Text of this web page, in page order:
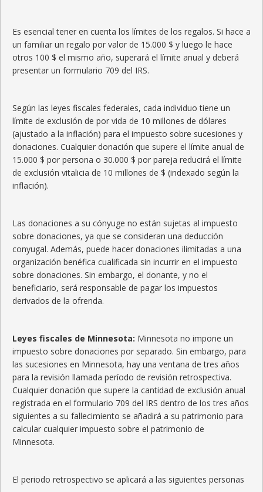
Es esencial tener en cuenta los límites de los regalos. Si hace a
un familiar un regalo por valor de 15.000 $ y luego le hace
otros 100 $ el mismo año, superará el límite anual y deberá
presentar un formulario 709 del IRS.
Según las leyes fiscales federales, cada individuo tiene un
límite de exclusión de por vida de 10 millones de dólares
(ajustado a la inflación) para el impuesto sobre sucesiones y
donaciones. Cualquier donación que supere el límite anual de
15.000 $ por persona o 30.000 $ por pareja reducirá el límite
de exclusión vitalicia de 10 millones de $ (indexado según la
inflación).
Las donaciones a su cónyuge no están sujetas al impuesto
sobre donaciones, ya que se consideran una deducción
conyugal. Además, puede hacer donaciones ilimitadas a una
organización benéfica cualificada sin incurrir en el impuesto
sobre donaciones. Sin embargo, el donante, y no el
beneficiario, será responsable de pagar los impuestos
derivados de la ofrenda.
Leyes fiscales de Minnesota: Minnesota no impone un
impuesto sobre donaciones por separado. Sin embargo, para
las sucesiones en Minnesota, hay una ventana de tres años
para la revisión llamada período de revisión retrospectiva.
Cualquier donación que supere la cantidad de exclusión anual
registrada en el formulario 709 del IRS dentro de los tres años
siguientes a su fallecimiento se añadirá a su patrimonio para
calcular cualquier impuesto sobre el patrimonio de
Minnesota.
El periodo retrospectivo se aplicará a las siguientes personas